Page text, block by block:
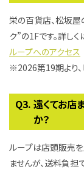
栄の百貨店、松坂
ク”の1Fです。詳し
ループへのアクセス
※2026第19期より
遠くてお店
か？
ループは店頭販売を
ませんが、送料負